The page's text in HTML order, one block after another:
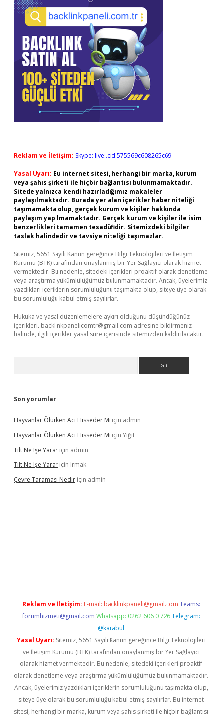
Reklam ve İletişim: Skype: live:.cid.575569c608265c69
Yasal Uyarı: Bu internet sitesi, herhangi bir marka, kurum
veya şahıs şirketi ile hiçbir bağlantısı bulunmamaktadır.
Sitede yalnızca kendi hazırladığımız makaleler
paylaşılmaktadır. Burada yer alan içerikler haber niteliği
taşımamakta olup, gerçek kurum ve kişiler hakkında
paylaşım yapılmamaktadır. Gerçek kurum ve kişiler ile isim
benzerlikleri tamamen tesadüfidir. Sitemizdeki bilgiler
taslak halindedir ve tavsiye niteliği taşımazlar.
Sitemiz, 5651 Sayılı Kanun gereğince Bilgi Teknolojileri ve İletişim
Kurumu (BTK) tarafından onaylanmış bir Yer Sağlayıcı olarak hizmet
vermektedir. Bu nedenle, sitedeki içerikleri proaktif olarak denetleme
veya araştırma yükümlülüğümüz bulunmamaktadır. Ancak, üyelerimiz
yazdıkları içeriklerin sorumluluğunu taşımakta olup, siteye üye olarak
bu sorumluluğu kabul etmiş sayılırlar.
Hukuka ve yasal düzenlemelere aykırı olduğunu düşündüğünüz
içerikleri, backlinkpanelicomtr@gmail.com adresine bildirmeniz
halinde, ilgili içerikler yasal süre içerisinde sitemizden kaldırılacaktır.
Son yorumlar
Hayvanlar Ölürken Acı Hisseder Mi için admin
Hayvanlar Ölürken Acı Hisseder Mi için Yiğit
Tilt Ne Işe Yarar için admin
Tilt Ne Işe Yarar için Irmak
Çevre Taraması Nedir için admin
Reklam ve İletişim: E-mail: backlinkpaneli@gmail.com Teams:
forumhizmeti@gmail.com Whatsapp: 0262 606 0 726 Telegram:
@karabul
Yasal Uyarı: Sitemiz, 5651 Sayılı Kanun gereğince Bilgi Teknolojileri
ve İletişim Kurumu (BTK) tarafından onaylanmış bir Yer Sağlayıcı
olarak hizmet vermektedir. Bu nedenle, sitedeki içerikleri proaktif
olarak denetleme veya araştırma yükümlülüğümüz bulunmamaktadır.
Ancak, üyelerimiz yazdıkları içeriklerin sorumluluğunu taşımakta olup,
siteye üye olarak bu sorumluluğu kabul etmiş sayılırlar. Bu internet
sitesi, herhangi bir marka, kurum veya şahıs şirketi ile hiçbir bağlantısı